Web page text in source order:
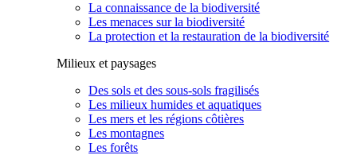
La connaissance de la biodiversité
Les menaces sur la biodiversité
La protection et la restauration de la biodiversité
Milieux et paysages
Des sols et des sous-sols fragilisés
Les milieux humides et aquatiques
Les mers et les régions côtières
Les montagnes
Les forêts